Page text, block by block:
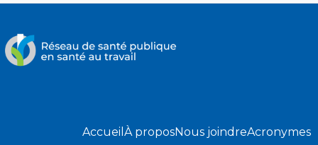
Accueil À proposNous joindreAcronymes